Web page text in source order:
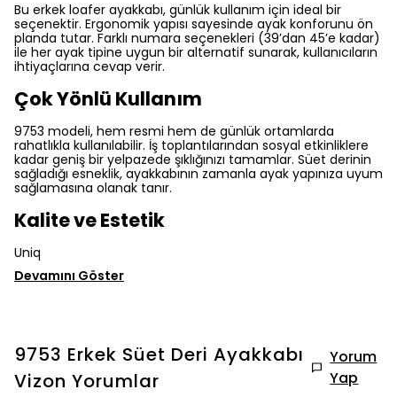
Bu erkek loafer ayakkabı, günlük kullanım için ideal bir
seçenektir. Ergonomik yapısı sayesinde ayak konforunu ön
planda tutar. Farklı numara seçenekleri (39’dan 45’e kadar)
ile her ayak tipine uygun bir alternatif sunarak, kullanıcıların
ihtiyaçlarına cevap verir.
Çok Yönlü Kullanım
9753 modeli, hem resmi hem de günlük ortamlarda
rahatlıkla kullanılabilir. İş toplantılarından sosyal etkinliklere
kadar geniş bir yelpazede şıklığınızı tamamlar. Süet derinin
sağladığı esneklik, ayakkabının zamanla ayak yapınıza uyum
sağlamasına olanak tanır.
Kalite ve Estetik
Uniq
Devamını Göster
9753 Erkek Süet Deri Ayakkabı
Vizon Yorumlar
Yorum
Yap